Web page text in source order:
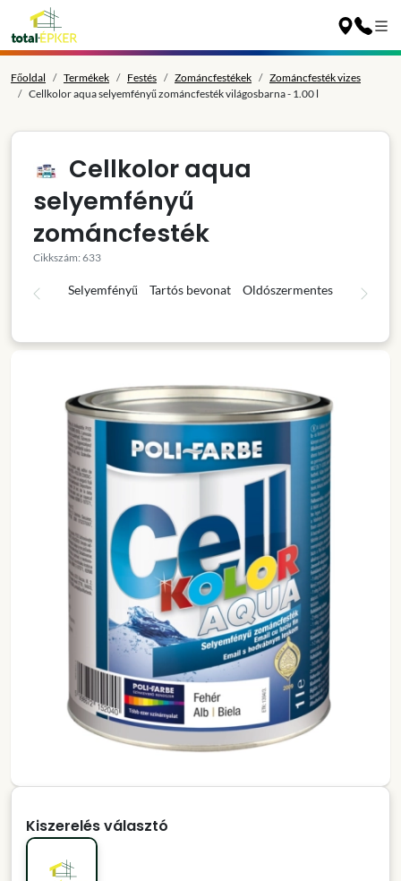
Főoldal Termékek Festés Zománcfestékek
Zománcfesték vizes
Cellkolor aqua selyemfényű zománcfesték világosbarna - 1.00 l
Cellkolor aqua
selyemfényű
zománcfesték
Cikkszám: 633
Selyemfényű Tartós bevonat Oldószermentes
Kiszerelés választó